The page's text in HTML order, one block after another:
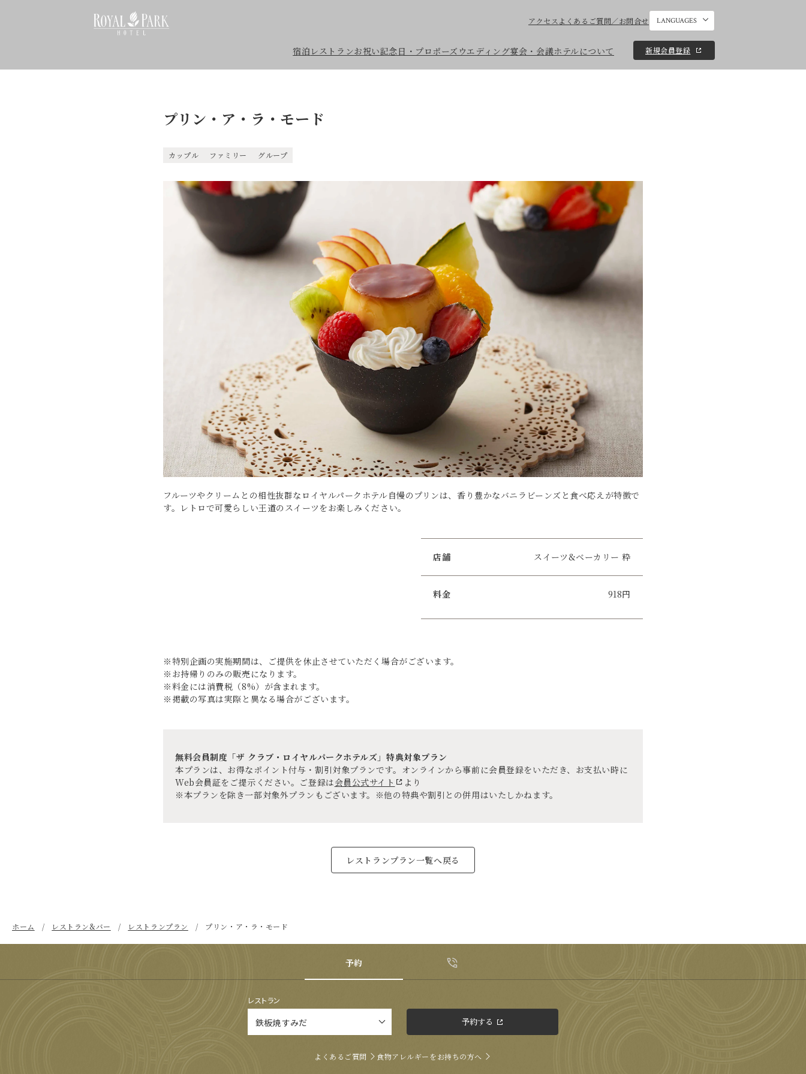
アクセス よくあるご質問／お問合せ LANGUAGES
宿泊 レストランお祝い記念日・プロポーズ ウエディング宴会・会議ホテルについて 新規会員登録
プリン・ア・ラ・モード
カップル ファミリー グループ
フルーツやクリームとの相性抜群なロイヤルパークホテル自慢のプリンは、香り豊かなバニラビーンズと食べ応えが特徴で
す。レトロで可愛らしい王道のスイーツをお楽しみください。
店舗 スイーツ&ベーカリー 粋
料金 918円
※特別企画の実施期間は、ご提供を休止させていただく場合がございます。
※お持帰りのみの販売になります。
※料金には消費税（8%） が含まれます。
※掲載の写真は実際と異なる場合がございます。
無料会員制度「ザ クラブ・ロイヤルパークホテルズ」特典対象プラン
本プランは、お得なポイント付与・割引対象プランです。オンラインから事前に会員登録をいただき、お支払い時に
Web会員証をご提示ください。ご登録は会員公式サイト
より
※本プランを除き一部対象外プランもございます。※他の特典や割引との併用はいたしかねます。
レストランプラン一覧へ戻る
ホーム レストラン&バー レストランプラン プリン・ア・ラ・モード
予約
レストラン
予約する
よくあるご質問 食物アレルギーをお持ちの方へ